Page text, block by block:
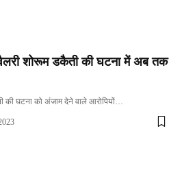
शोरूम डकैती की घटना में अब तक
की घटना को अंजाम देने वाले आरोपियों…